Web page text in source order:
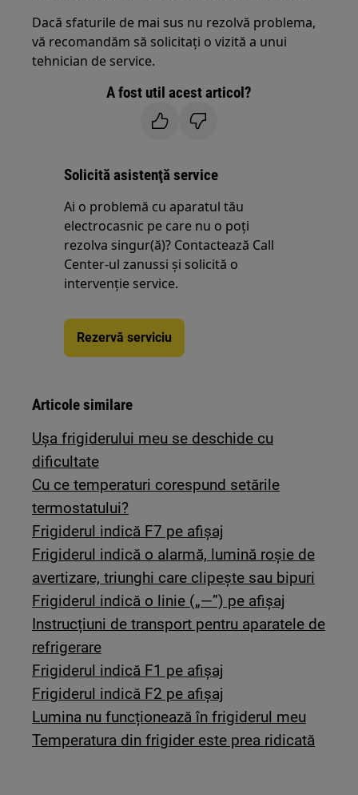
Dacă sfaturile de mai sus nu rezolvă problema,
vă recomandăm să solicitați o vizită a unui
tehnician de service.
A fost util acest articol?
Solicită asistenţă service
Ai o problemă cu aparatul tău
electrocasnic pe care nu o poţi
rezolva singur(ă)? Contactează Call
Center-ul zanussi și solicită o
intervenţie service.
Rezervă serviciu
Articole similare
Ușa frigiderului meu se deschide cu
dificultate
Cu ce temperaturi corespund setările
termostatului?
Frigiderul indică F7 pe afișaj
Frigiderul indică o alarmă, lumină roșie de
avertizare, triunghi care clipește sau bipuri
Frigiderul indică o linie („—”) pe afișaj
Instrucțiuni de transport pentru aparatele de
refrigerare
Frigiderul indică F1 pe afișaj
Frigiderul indică F2 pe afișaj
Lumina nu funcționează în frigiderul meu
Temperatura din frigider este prea ridicată